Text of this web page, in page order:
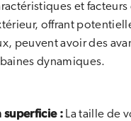
et
offrant
peuvent avoir des
dynamiques.
superficie : La taille de